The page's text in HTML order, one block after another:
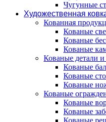
Чугунные
Художественная
Кованная
Кованые
Кованые
Кованые
Кованые детали
Кованые
Кованые
Кованые
Кованые
Кованые
Кованые
Кованые